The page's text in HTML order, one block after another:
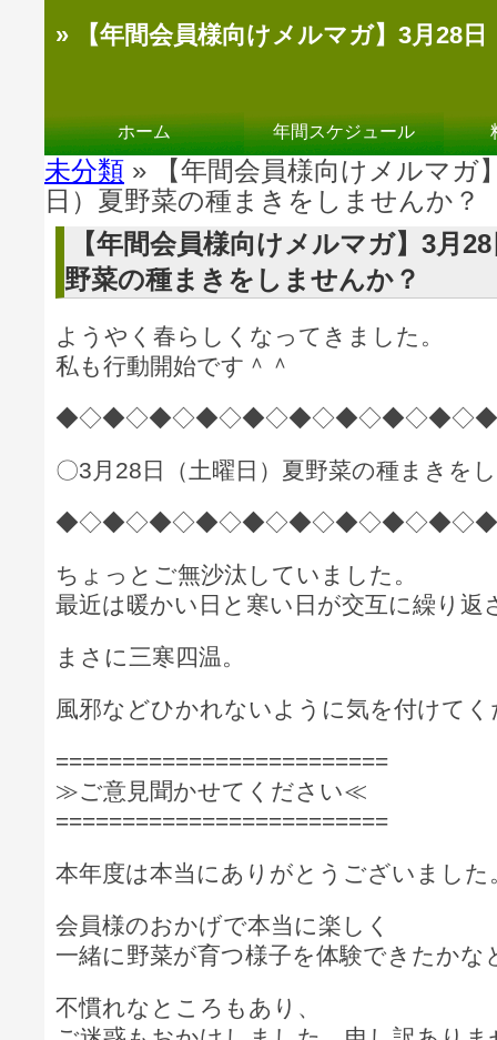
» 【年間会員様向けメルマガ】3月28
ホーム 年間スケジュール
未分類 » 【年間会員様向けメルマガ
日）夏野菜の種まきをしませんか？
【年間会員様向けメルマガ】3月
野菜の種まきをしませんか？
ようやく春らしくなってきました。
私も行動開始です＾＾
〇3月28日（土曜日）夏野菜の種まきを
ちょっとご無沙汰していました。
最近は暖かい日と寒い日が交互に繰り返
まさに三寒四温。
風邪などひかれないように気を付けて
=========================
≫ご意見聞かせてください≪
=========================
本年度は本当にありがとうございました
会員様のおかげで本当に楽しく
一緒に野菜が育つ様子を体験できたかな
不慣れなところもあり、